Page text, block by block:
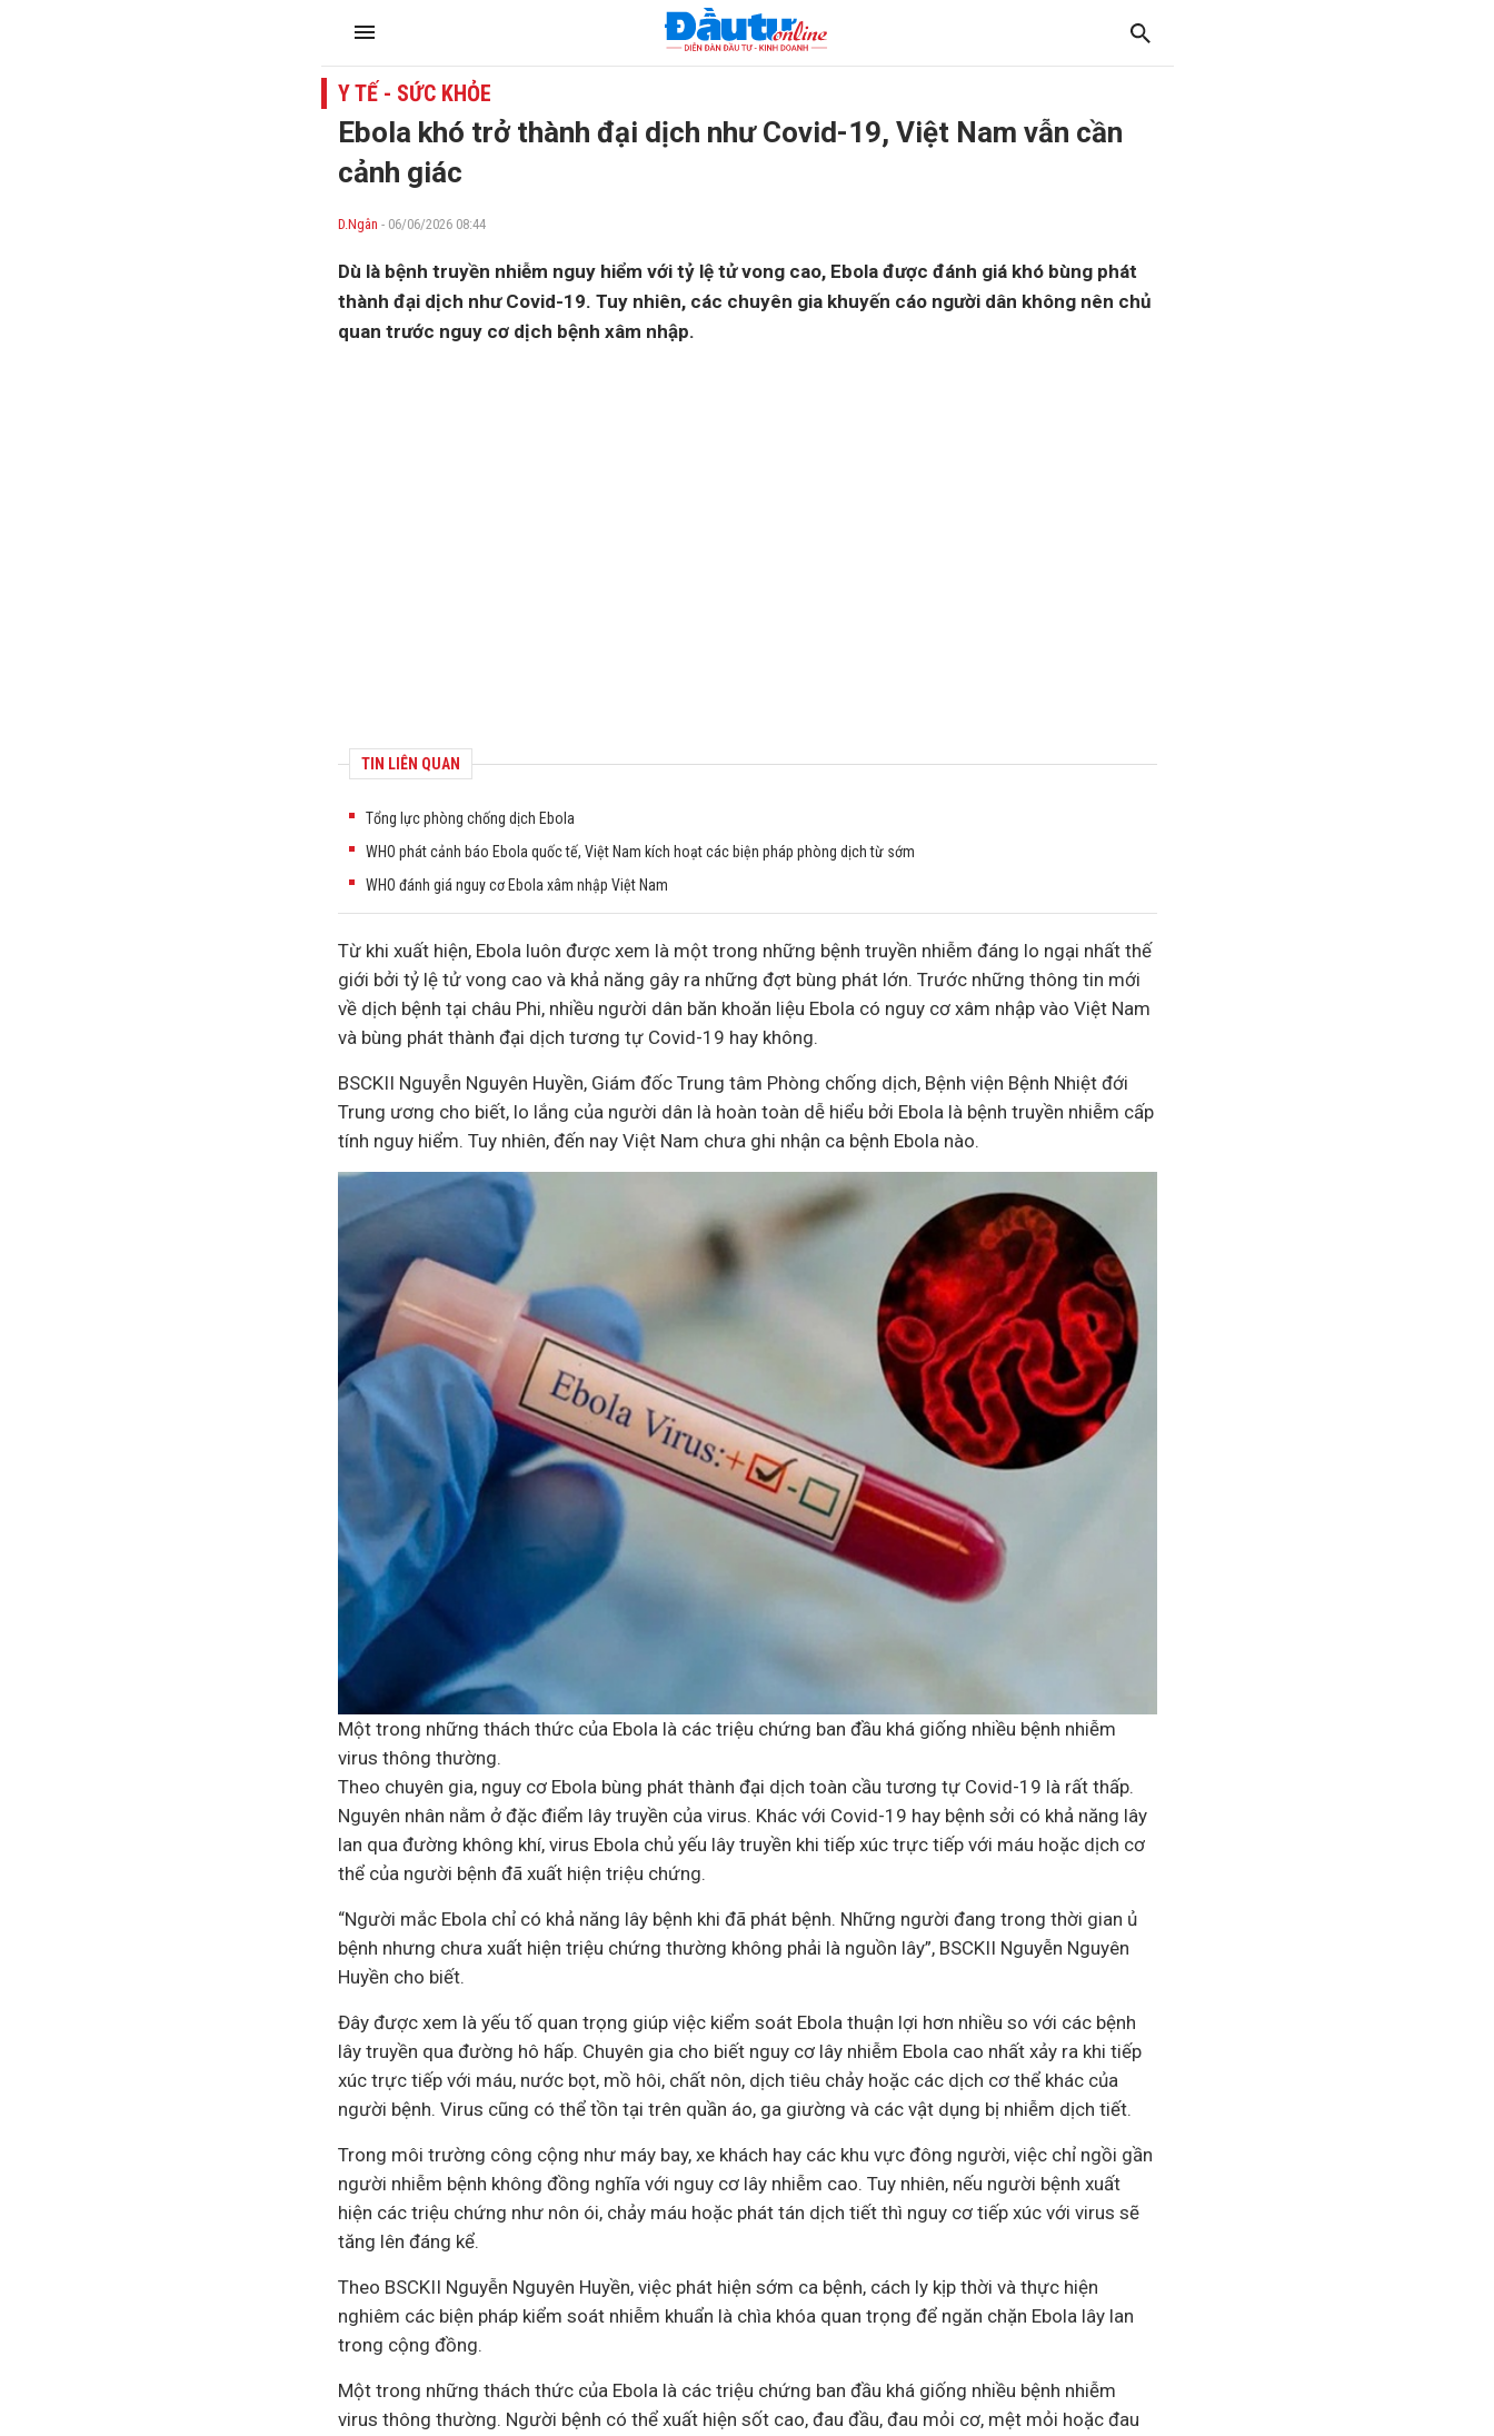
Y TẾ - SỨC KHỎE
Ebola khó trở thành đại dịch như Covid-19, Việt Nam vẫn cần
cảnh giác
D.Ngân - 06/06/2026 08:44
Dù là bệnh truyền nhiễm nguy hiểm với tỷ lệ tử vong cao, Ebola được đánh giá khó bùng phát
thành đại dịch như Covid-19. Tuy nhiên, các chuyên gia khuyến cáo người dân không nên chủ
quan trước nguy cơ dịch bệnh xâm nhập.
TIN LIÊN QUAN
Tổng lực phòng chống dịch Ebola
WHO phát cảnh báo Ebola quốc tế, Việt Nam kích hoạt các biện pháp phòng dịch từ sớm
WHO đánh giá nguy cơ Ebola xâm nhập Việt Nam
Từ khi xuất hiện, Ebola luôn được xem là một trong những bệnh truyền nhiễm đáng lo ngại nhất thế
giới bởi tỷ lệ tử vong cao và khả năng gây ra những đợt bùng phát lớn. Trước những thông tin mới
về dịch bệnh tại châu Phi, nhiều người dân băn khoăn liệu Ebola có nguy cơ xâm nhập vào Việt Nam
và bùng phát thành đại dịch tương tự Covid-19 hay không.
BSCKII Nguyễn Nguyên Huyền, Giám đốc Trung tâm Phòng chống dịch, Bệnh viện Bệnh Nhiệt đới
Trung ương cho biết, lo lắng của người dân là hoàn toàn dễ hiểu bởi Ebola là bệnh truyền nhiễm cấp
tính nguy hiểm. Tuy nhiên, đến nay Việt Nam chưa ghi nhận ca bệnh Ebola nào.
Một trong những thách thức của Ebola là các triệu chứng ban đầu khá giống nhiều bệnh nhiễm
virus thông thường.
Theo chuyên gia, nguy cơ Ebola bùng phát thành đại dịch toàn cầu tương tự Covid-19 là rất thấp.
Nguyên nhân nằm ở đặc điểm lây truyền của virus. Khác với Covid-19 hay bệnh sởi có khả năng lây
lan qua đường không khí, virus Ebola chủ yếu lây truyền khi tiếp xúc trực tiếp với máu hoặc dịch cơ
thể của người bệnh đã xuất hiện triệu chứng.
“Người mắc Ebola chỉ có khả năng lây bệnh khi đã phát bệnh. Những người đang trong thời gian ủ
bệnh nhưng chưa xuất hiện triệu chứng thường không phải là nguồn lây”, BSCKII Nguyễn Nguyên
Huyền cho biết.
Đây được xem là yếu tố quan trọng giúp việc kiểm soát Ebola thuận lợi hơn nhiều so với các bệnh
lây truyền qua đường hô hấp. Chuyên gia cho biết nguy cơ lây nhiễm Ebola cao nhất xảy ra khi tiếp
xúc trực tiếp với máu, nước bọt, mồ hôi, chất nôn, dịch tiêu chảy hoặc các dịch cơ thể khác của
người bệnh. Virus cũng có thể tồn tại trên quần áo, ga giường và các vật dụng bị nhiễm dịch tiết.
Trong môi trường công cộng như máy bay, xe khách hay các khu vực đông người, việc chỉ ngồi gần
người nhiễm bệnh không đồng nghĩa với nguy cơ lây nhiễm cao. Tuy nhiên, nếu người bệnh xuất
hiện các triệu chứng như nôn ói, chảy máu hoặc phát tán dịch tiết thì nguy cơ tiếp xúc với virus sẽ
tăng lên đáng kể.
Theo BSCKII Nguyễn Nguyên Huyền, việc phát hiện sớm ca bệnh, cách ly kịp thời và thực hiện
nghiêm các biện pháp kiểm soát nhiễm khuẩn là chìa khóa quan trọng để ngăn chặn Ebola lây lan
trong cộng đồng.
Một trong những thách thức của Ebola là các triệu chứng ban đầu khá giống nhiều bệnh nhiễm
virus thông thường. Người bệnh có thể xuất hiện sốt cao, đau đầu, đau mỏi cơ, mệt mỏi hoặc đau